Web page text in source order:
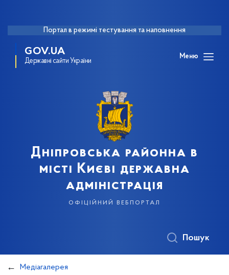
Портал в режимі тестування та наповнення
GOV.UA
Державні сайти України
Меню
Дніпровська районна в
місті Києві державна
адміністрація
офіційний вебпортал
Пошук
Медіагалерея